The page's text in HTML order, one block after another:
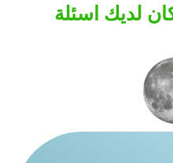
لديك اسئلة